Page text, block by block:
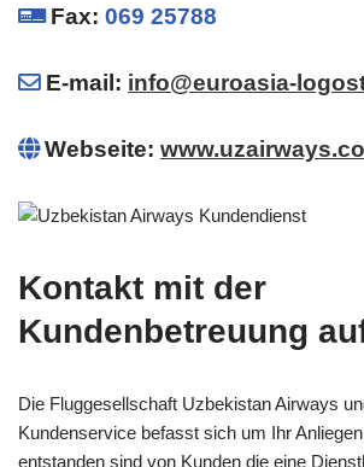
Fax: 069 25788
E-mail: info@euroasia-
Webseite:
Kontakt mit der
Kundenbetreuung
Die Fluggesellschaft Uzbekistan Airways
Kundenservice befasst sich um Ihr
entstanden sind von Kunden die eine